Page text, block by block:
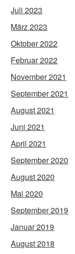
Juli 2023
März 2023
Oktober 2022
Februar 2022
November 2021
September 2021
August 2021
Juni 2021
April 2021
September 2020
August 2020
Mai 2020
September 2019
Januar 2019
August 2018